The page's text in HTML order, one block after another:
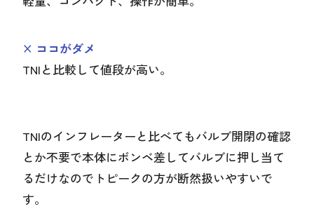
× ココがダメ
TNIと比較して値段が高い。
TNIのインフレーターと比べてもバルブ開閉の確認
とか不要で本体にボンベ差してバルブに押し当て
るだけなのでトピークの方が断然扱いやすいで
す。